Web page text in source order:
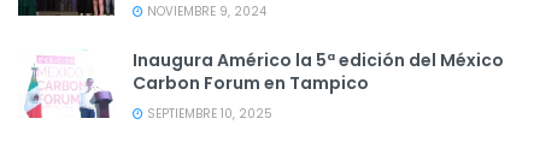
NOVIEMBRE 9, 2024
Inaugura Américo la 5ª edición del México
Carbon Forum en Tampico
SEPTIEMBRE 10, 2025